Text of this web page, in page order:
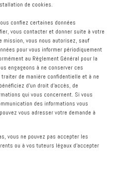
de cookies.
confiez certaines données
vous contacter et donner suite à votre
mission, vous nous autorisez, sauf
pour vous informer périodiquement
au Règlement Général pour la
engageons à ne conserver ces
de manière confidentielle et à ne
d’un droit d’accès, de
qui vous concernent. Si vous
des informations vous
vous adresser votre demande à
vous ne pouvez pas accepter les
ou à vos tuteurs légaux d'accepter
de notre bouche
retient tout, cette Parole
nous la mettions en
comme Jésus
selon ce que Dieu nous
la transmettre à
Caroline